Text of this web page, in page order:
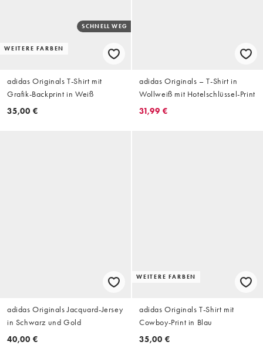
WEITERE FARBEN
SCHNELL WEG
adidas Originals T-Shirt mit
Grafik-Backprint in Weiß
35,00 €
adidas Originals – T-Shirt in
Wollweiß mit Hotelschlüssel-Print
31,99 €
adidas Originals Jacquard-Jersey
in Schwarz und Gold
40,00 €
WEITERE FARBEN
adidas Originals T-Shirt mit
Cowboy-Print in Blau
35,00 €